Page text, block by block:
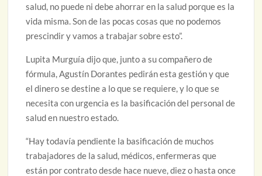
salud, no puede ni debe ahorrar en la salud porque es la
vida misma. Son de las pocas cosas que no podemos
prescindir y vamos a trabajar sobre esto”.
Lupita Murguía dijo que, junto a su compañero de
fórmula, Agustín Dorantes pedirán esta gestión y que
el dinero se destine a lo que se requiere, y lo que se
necesita con urgencia es la basificación del personal de
salud en nuestro estado.
“Hay todavía pendiente la basificación de muchos
trabajadores de la salud, médicos, enfermeras que
están por contrato desde hace nueve, diez o hasta once